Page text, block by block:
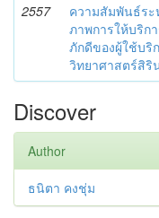
2557
ความสัมพันธ์ร
ภาพการให้บริก
ภักดีของผู้ใช้บริ
วิทยาศาสตร์สิริ
Discover
Author
ธนิตา คงชุ่ม